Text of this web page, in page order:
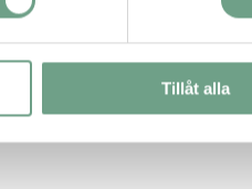
Tillåt alla
styrkor och svagheter, och
och kanske mest
för slitande media.